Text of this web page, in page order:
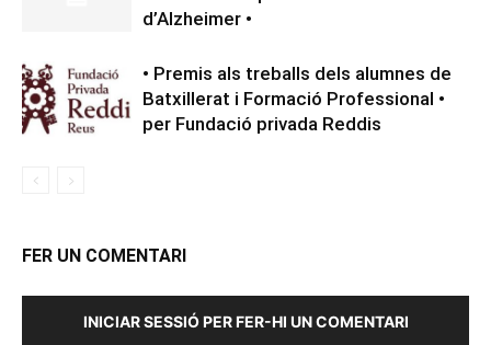
d’Alzheimer •
• Premis als treballs dels alumnes de
Batxillerat i Formació Professional •
per Fundació privada Reddis
FER UN COMENTARI
INICIAR SESSIÓ PER FER-HI UN COMENTARI